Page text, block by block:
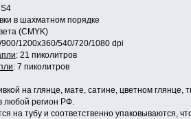
в шахматном порядке
(CMYK)
900/1200x360/540/720/1080 dpi
: 21 пиколитров
: 7 пиколитров
на глянце, мате, сатине, цветном глянце,
любой регион РФ.
на тубу и соответственно упаковываются,